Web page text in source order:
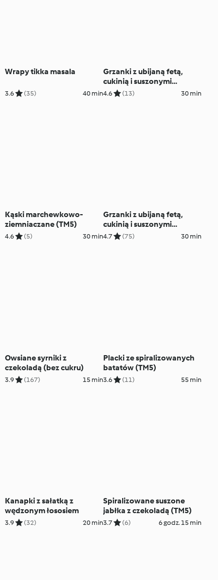
Wrapy tikka masala
3.6 (35) 40 min
Grzanki z ubijaną fetą,
cukinią i suszonymi
pomidorami (TM5)
4.6 (13) 30 min
Kąski marchewkowo-
ziemniaczane (TM5)
4.6 (5) 30 min
Grzanki z ubijaną fetą,
cukinią i suszonymi
pomidorami (TM6, TM7)
4.7 (75) 30 min
Owsiane syrniki z
czekoladą (bez cukru)
3.9 (167) 15 min
Placki ze spiralizowanych
batatów (TM5)
3.6 (11) 55 min
Kanapki z sałatką z
wędzonym łososiem
3.9 (32) 20 min
Spiralizowane suszone
jabłka z czekoladą (TM5)
3.7 (6) 6 godz. 15 min